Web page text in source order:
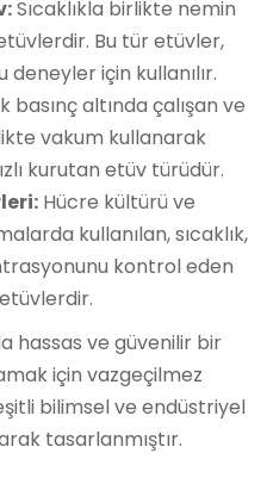
Sıcaklıkla birlikte nemin
Bu tür etüvler,
için kullanılır.
basınç altında çalışan ve
vakum kullanarak
kurutan etüv türüdür.
Hücre kültürü ve
kullanılan, sıcaklık,
kontrol eden
hassas ve güvenilir bir
için vazgeçilmez
bilimsel ve endüstriyel
tasarlanmıştır.